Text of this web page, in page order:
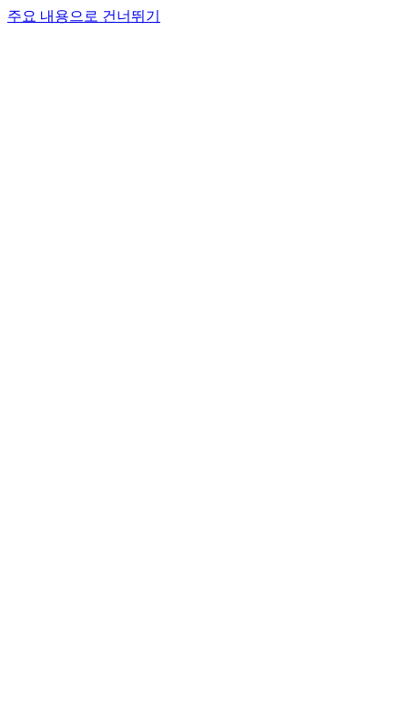
주요 내용으로 건너뛰기